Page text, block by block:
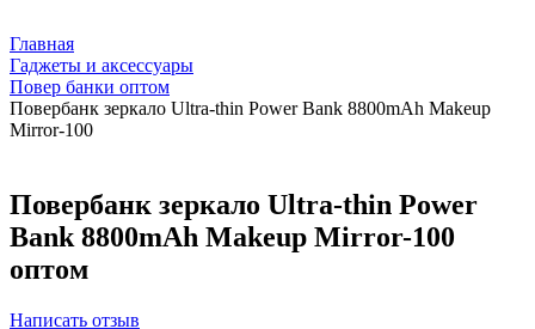
Главная
Гаджеты и аксессуары
Повер банки оптом
Повербанк зеркало Ultra-thin Power Bank 8800mAh Makeup
Mirror-100
Повербанк зеркало Ultra-thin Power
Bank 8800mAh Makeup Mirror-100
оптом
Написать отзыв